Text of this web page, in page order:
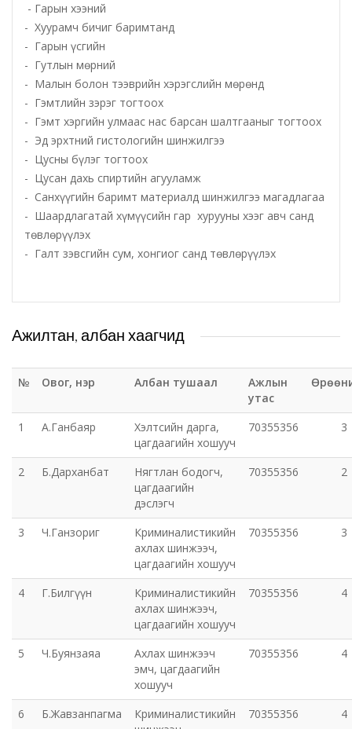
Статистикийн хэлтэс
Татварын газар
Улсын бүртгэлийн хэлтэс
Ус цаг уур, орчны шинжилгээний төв
Хүүхэд, гэр бүлийн хөгжил, хамгааллын газар
Хөдөлмөр, халамжийн үйлчилгээний газар
Цагдаагийн газар
Шүүх шинжилгээний хэлтэс
Шүүхийн шийдвэр гүйцэтгэх газар-437 дугаар
нээлттэй хорих анги
Авто тээврийн төв
Мал эмнэлгийн газар
Хүнс, хөдөө аж ахуйн газар
Баян-Өндөр сумын ЗДТГ
Жаргалант сумын ЗДТГ
Орхон аймгийн Иргэний хэргийн давж заалдах
шатны шүүх
Орхон аймгийн Эрүүгийн хэргийн давж заалдах
- Гарын хээний
- Хуурамч бичиг баримтанд
- Гарын үсгийн
- Гутлын мөрний
- Малын болон тээврийн хэрэгслийн мөрөнд
- Гэмтлийн зэрэг тогтоох
- Гэмт хэргийн улмаас нас барсан шалтгааныг тогтоох
- Эд эрхтний гистологийн шинжилгээ
- Цусны бүлэг тогтоох
- Цусан дахь спиртийн агууламж
- Санхүүгийн баримт материалд шинжилгээ магадлагаа
- Шаардлагатай хүмүүсийн гар хурууны хээг авч санд
төвлөрүүлэх
- Галт зэвсгийн сум, хонгиог санд төвлөрүүлэх
Ажилтан, албан хаагчид
№ Овог, нэр Албан тушаал
Ажлын
утас
1 А.Ганбаяр
Хэлтсийн дарга,
цагдаагийн хошууч
70355356 3
2 Б.Дарханбат
Нягтлан бодогч,
цагдаагийн
дэслэгч
70355356 2
3 Ч.Ганзориг
Криминалистикийн
ахлах шинжээч,
цагдаагийн хошууч
70355356 3
4 Г.Билгүүн
Криминалистикийн
ахлах шинжээч,
цагдаагийн хошууч
70355356 4
5 Ч.Буянзаяа
Ахлах шинжээч
эмч, цагдаагийн
хошууч
70355356 4
6 Б.Жавзанпагма
Криминалистикийн
70355356 4